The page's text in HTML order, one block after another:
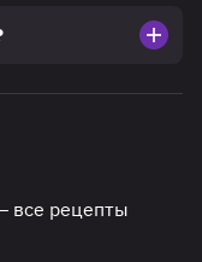
все рецепты